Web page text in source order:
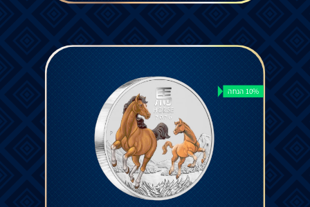
10% הנחה